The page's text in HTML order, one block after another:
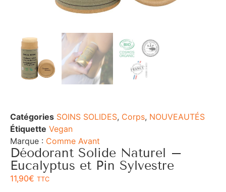
Catégories SOINS SOLIDES, Corps, NOUVEAUTÉS
Étiquette Vegan
Marque : Comme Avant
Déodorant Solide Naturel –
Eucalyptus et Pin Sylvestre
11,90€ TTC